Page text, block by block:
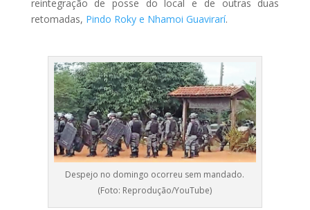
reintegração de posse do local e de outras duas
retomadas, Pindo Roky e Nhamoi Guavirarí.
Despejo no domingo ocorreu sem mandado.
(Foto: Reprodução/YouTube)